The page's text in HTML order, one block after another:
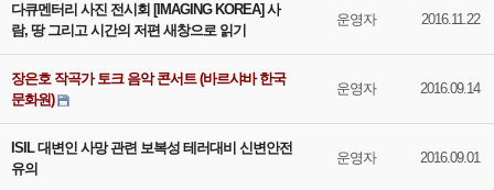
다큐멘터리 사진 전시회 [IMAGING KOREA] 사
람, 땅 그리고 시간의 저편 새창으로 읽기
운영자 2016.11.22
장은호 작곡가 토크 음악 콘서트 (바르샤바 한국
문화원)
운영자 2016.09.14
ISIL 대변인 사망 관련 보복성 테러대비 신변안전
유의
운영자 2016.09.01